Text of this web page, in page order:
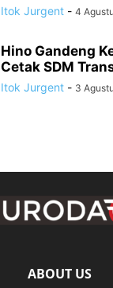
Itok Jurgent - 4
Hino Gandeng
Cetak SDM
Itok Jurgent - 3
ABOUT US